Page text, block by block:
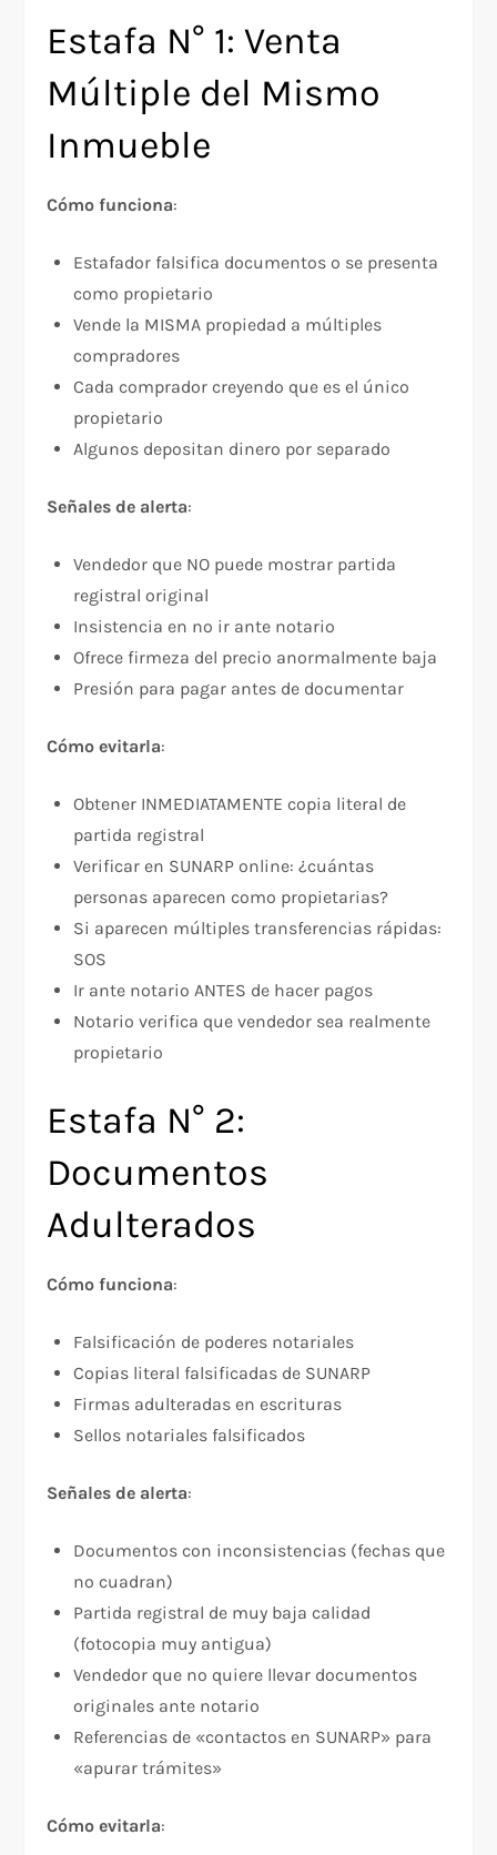
Estafa N° 1: Venta
Múltiple del Mismo
Inmueble
Cómo funciona:​​
Estafador falsifica documentos o se presenta
como propietario
Vende la MISMA propiedad a múltiples
compradores
Cada comprador creyendo que es el único
propietario
Algunos depositan dinero por separado
Señales de alerta:​
Vendedor que NO puede mostrar partida
registral original
Insistencia en no ir ante notario
Ofrece firmeza del precio anormalmente baja
Presión para pagar antes de documentar
Cómo evitarla:​
Obtener INMEDIATAMENTE copia literal de
partida registral
Verificar en SUNARP online: ¿cuántas
personas aparecen como propietarias?
Si aparecen múltiples transferencias rápidas:
SOS
Ir ante notario ANTES de hacer pagos
Notario verifica que vendedor sea realmente
propietario
Estafa N° 2:
Documentos
Adulterados
Cómo funciona:​
Falsificación de poderes notariales
Copias literal falsificadas de SUNARP
Firmas adulteradas en escrituras
Sellos notariales falsificados
Señales de alerta:​
Documentos con inconsistencias (fechas que
no cuadran)
Partida registral de muy baja calidad
(fotocopia muy antigua)
Vendedor que no quiere llevar documentos
originales ante notario
Referencias de «contactos en SUNARP» para
«apurar trámites»
Cómo evitarla:​